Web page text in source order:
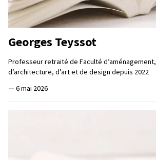
Georges Teyssot
Professeur retraité de Faculté d’aménagement,
d’architecture, d’art et de design depuis 2022
— 6 mai 2026